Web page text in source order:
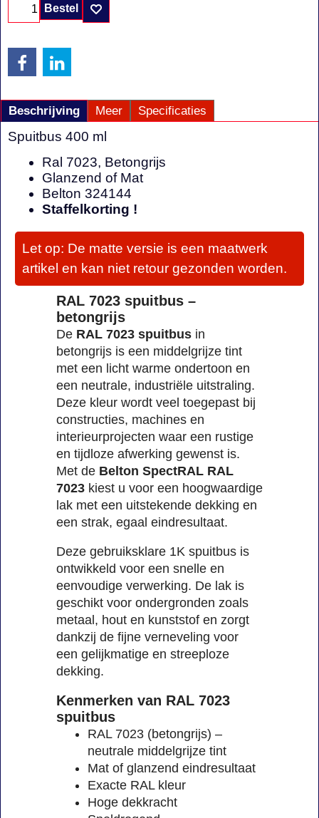
Bestel
Beschrijving Meer Specificaties
Spuitbus 400 ml
Ral 7023, Betongrijs
Glanzend of Mat
Belton 324144
Staffelkorting !
Let op: De matte versie is een maatwerk
artikel en kan niet retour gezonden worden.
RAL 7023 spuitbus –
betongrijs
De RAL 7023 spuitbus in
betongrijs is een middelgrijze tint
met een licht warme ondertoon en
een neutrale, industriële uitstraling.
Deze kleur wordt veel toegepast bij
constructies, machines en
interieurprojecten waar een rustige
en tijdloze afwerking gewenst is.
Met de Belton SpectRAL RAL
7023 kiest u voor een hoogwaardige
lak met een uitstekende dekking en
een strak, egaal eindresultaat.
Deze gebruiksklare 1K spuitbus is
ontwikkeld voor een snelle en
eenvoudige verwerking. De lak is
geschikt voor ondergronden zoals
metaal, hout en kunststof en zorgt
dankzij de fijne verneveling voor
een gelijkmatige en streeploze
dekking.
Kenmerken van RAL 7023
spuitbus
RAL 7023 (betongrijs) –
neutrale middelgrijze tint
Mat of glanzend eindresultaat
Exacte RAL kleur
Hoge dekkracht